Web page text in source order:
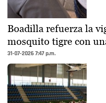
Boadilla refuerza la
mosquito tigre con
31-07-2026 7:47 p.m.